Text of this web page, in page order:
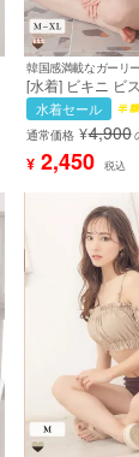
韓国感満載なガーリ
[水着] ビキニ ビ
エスト チェック
レースアップ フ
ー お腹カバー 韓
ブラウン 露出控
ズあり 大きいサ
水着セール
通常価格 ¥4,900
¥ 2,450 税込